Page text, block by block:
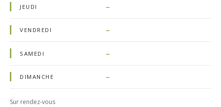
JEUDI –
VENDREDI –
SAMEDI –
DIMANCHE –
Sur rendez-vous